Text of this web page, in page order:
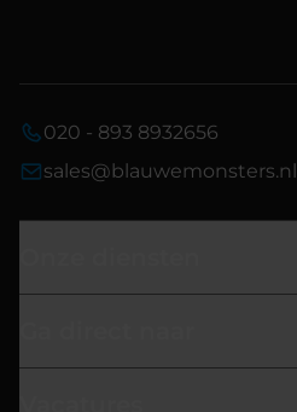
020 - 893 8932656
sales@blauwemonsters.nl